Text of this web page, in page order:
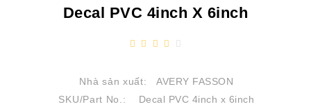
Decal PVC 4inch X 6inch
Nhà sản xuất:
AVERY FASSON
SKU/Part No.:
Decal PVC 4inch x 6inch